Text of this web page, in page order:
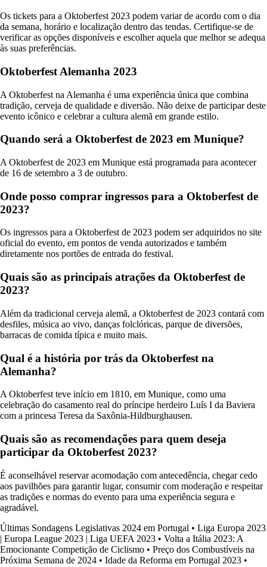
Os tickets para a Oktoberfest 2023 podem variar de acordo com o dia
da semana, horário e localização dentro das tendas. Certifique-se de
verificar as opções disponíveis e escolher aquela que melhor se adequa
às suas preferências.
Oktoberfest Alemanha 2023
A Oktoberfest na Alemanha é uma experiência única que combina
tradição, cerveja de qualidade e diversão. Não deixe de participar deste
evento icônico e celebrar a cultura alemã em grande estilo.
Quando será a Oktoberfest de 2023 em Munique?
A Oktoberfest de 2023 em Munique está programada para acontecer
de 16 de setembro a 3 de outubro.
Onde posso comprar ingressos para a Oktoberfest de
2023?
Os ingressos para a Oktoberfest de 2023 podem ser adquiridos no site
oficial do evento, em pontos de venda autorizados e também
diretamente nos portões de entrada do festival.
Quais são as principais atrações da Oktoberfest de
2023?
Além da tradicional cerveja alemã, a Oktoberfest de 2023 contará com
desfiles, música ao vivo, danças folclóricas, parque de diversões,
barracas de comida típica e muito mais.
Qual é a história por trás da Oktoberfest na
Alemanha?
A Oktoberfest teve início em 1810, em Munique, como uma
celebração do casamento real do príncipe herdeiro Luís I da Baviera
com a princesa Teresa da Saxônia-Hildburghausen.
Quais são as recomendações para quem deseja
participar da Oktoberfest 2023?
É aconselhável reservar acomodação com antecedência, chegar cedo
aos pavilhões para garantir lugar, consumir com moderação e respeitar
as tradições e normas do evento para uma experiência segura e
agradável.
Últimas Sondagens Legislativas 2024 em Portugal • Liga Europa 2023
| Europa League 2023 | Liga UEFA 2023 • Volta a Itália 2023: A
Emocionante Competição de Ciclismo • Preço dos Combustíveis na
Próxima Semana de 2024 • Idade da Reforma em Portugal 2023 •